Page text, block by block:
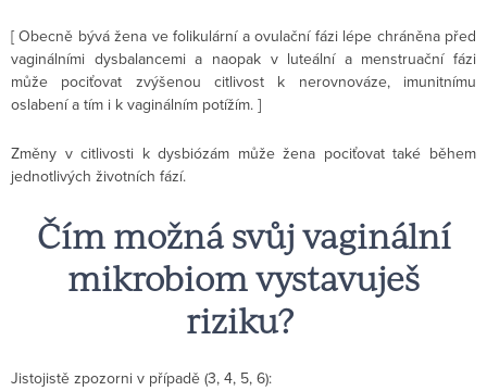
[ Obecně bývá žena ve folikulární a ovulační fázi lépe chráněna před
vaginálními dysbalancemi a naopak v luteální a menstruační fázi
může pociťovat zvýšenou citlivost k nerovnováze, imunitnímu
oslabení a tím i k vaginálním potížím. ]
Změny v citlivosti k dysbiózám může žena pociťovat také během
jednotlivých životních fází.
Čím možná svůj vaginální
mikrobiom vystavuješ
riziku?
Jistojistě zpozorni v případě (3, 4, 5, 6):